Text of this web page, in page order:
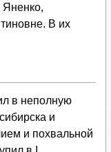
Яненко,
В их
в неполную
и
и похвальной